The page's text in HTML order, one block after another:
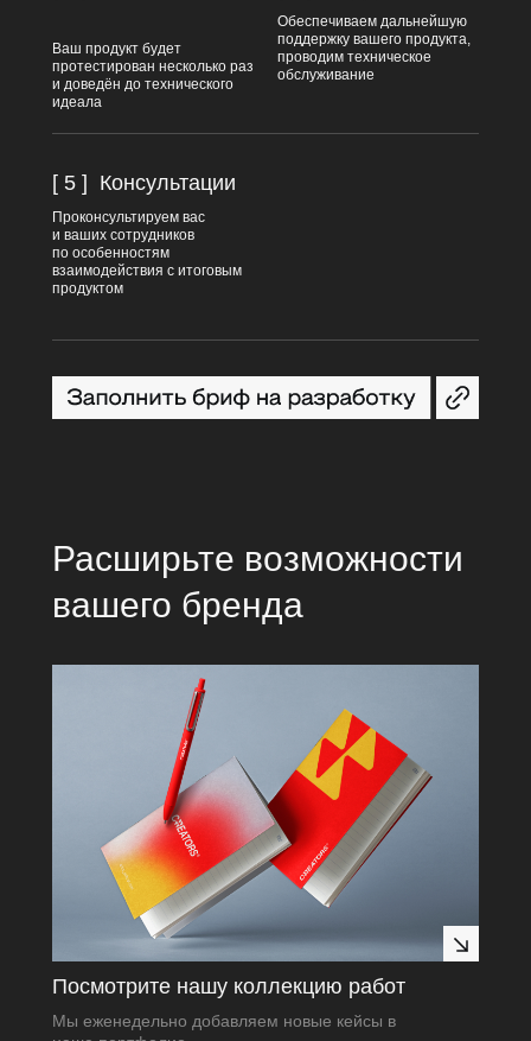
Ваш продукт будет
протестирован несколько раз
и доведён до технического
идеала
Обеспечиваем дальнейшую
поддержку вашего продукта,
проводим техническое
обслуживание
[ 5 ] Консультации
Проконсультируем вас
и ваших сотрудников
по особенностям
взаимодействия с итоговым
продуктом
Расширьте возможности
вашего бренда
Посмотрите нашу коллекцию работ
Мы еженедельно добавляем новые кейсы в